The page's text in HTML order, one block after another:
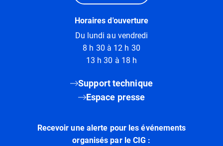
Horaires d'ouverture
Du lundi au vendredi
8 h 30 à 12 h 30
13 h 30 à 18 h
Support technique
Espace presse
Recevoir une alerte pour les événements
organisés par le CIG :